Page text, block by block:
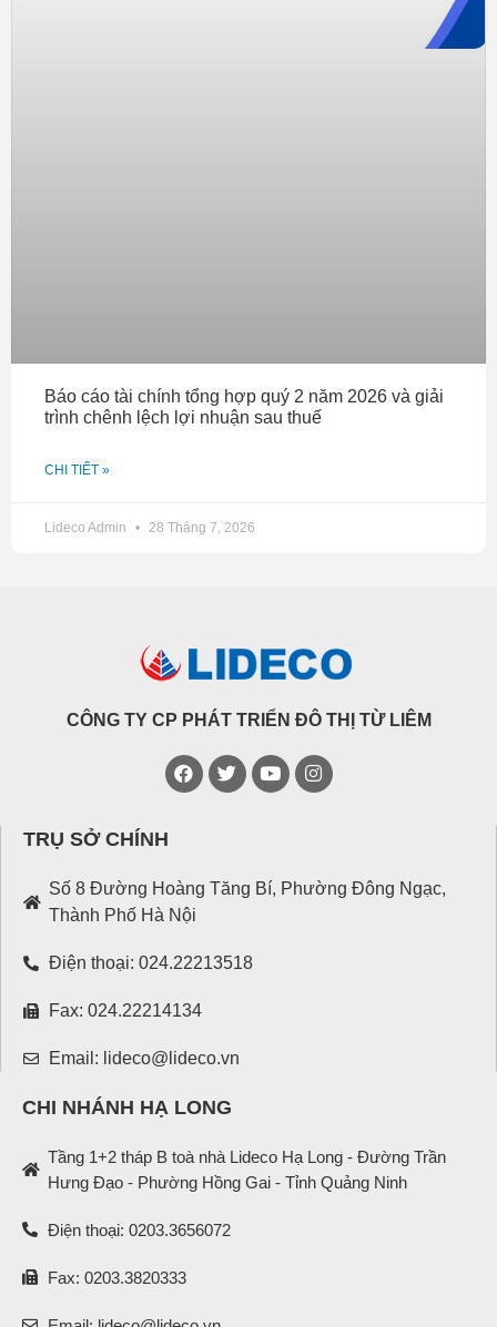
Báo cáo tài chính tổng hợp quý 2 năm 2026 và giải
trình chênh lệch lợi nhuận sau thuế
CHI TIẾT »
Lideco Admin 28 Tháng 7, 2026
CÔNG TY CP PHÁT TRIỂN ĐÔ THỊ TỪ LIÊM
TRỤ SỞ CHÍNH
Số 8 Đường Hoàng Tăng Bí, Phường Đông Ngạc,
Thành Phố Hà Nội
Điện thoại: 024.22213518
Fax: 024.22214134
Email: lideco@lideco.vn
CHI NHÁNH HẠ LONG
Tầng 1+2 tháp B toà nhà Lideco Hạ Long - Đường Trần
Hưng Đạo - Phường Hồng Gai - Tỉnh Quảng Ninh
Điện thoại: 0203.3656072
Fax: 0203.3820333